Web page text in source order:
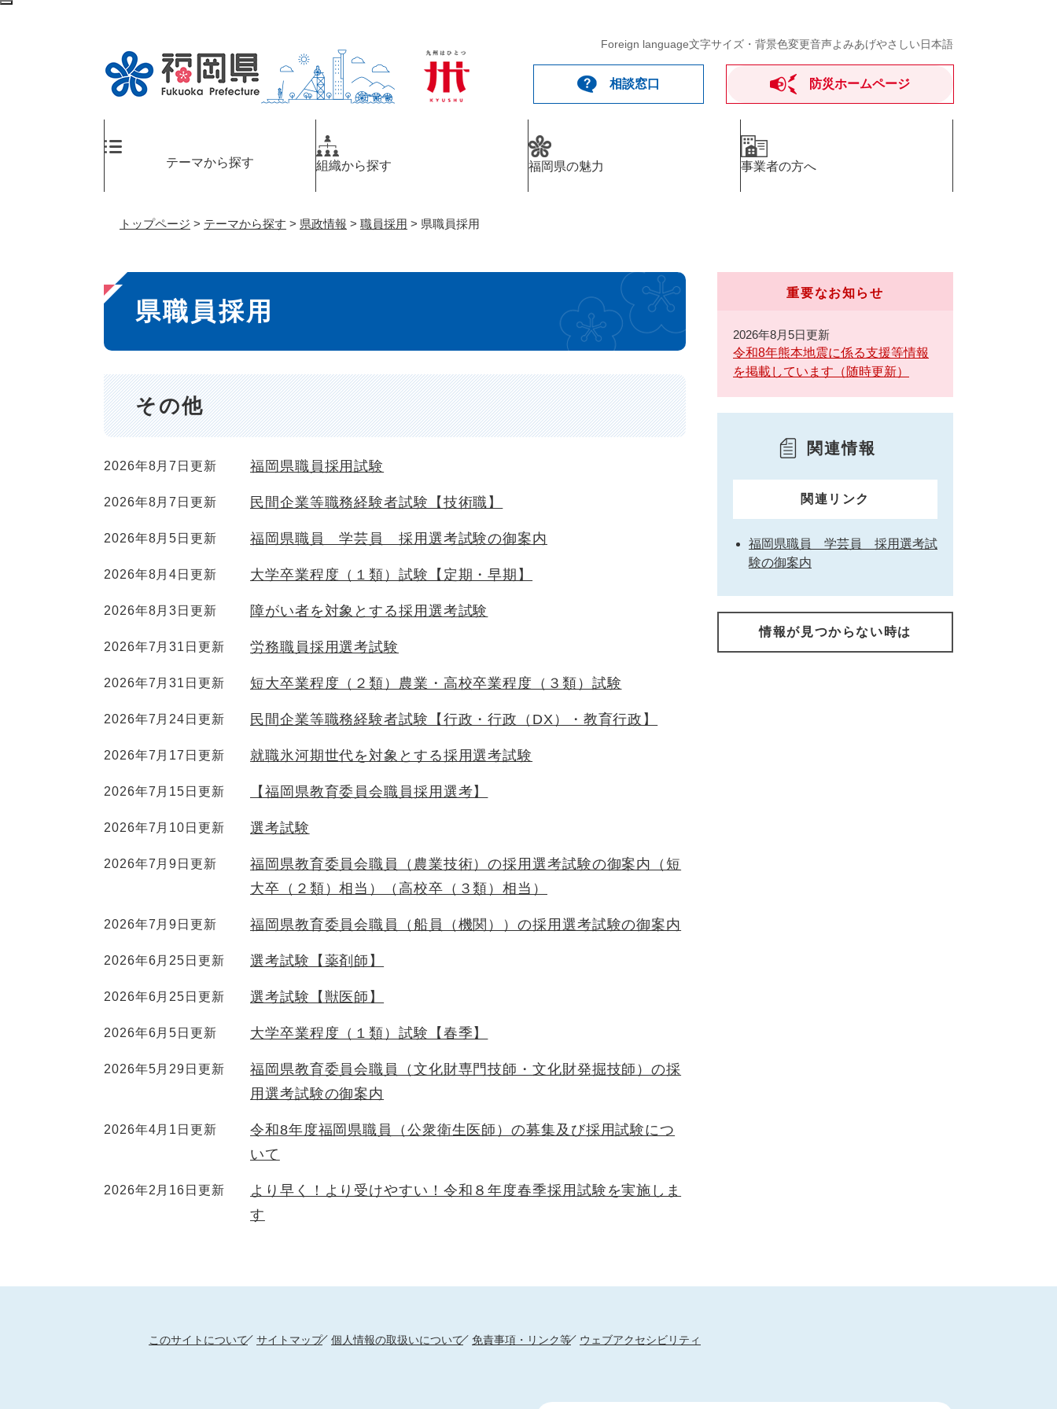
ペ
Foreign language文字サイズ・背景色変更音声よみあげやさしい日本語
相談窓口 防災ホームページ
テーマから探す 組織から探す 福岡県の魅力 事業者の方へ
トップページ > テーマから探す > 県政情報 > 職員採用 > 県職員採用
本
文
県職員採用
その他
2026年8月7日更新 福岡県職員採用試験
2026年8月7日更新 民間企業等職務経験者試験【技術職】
2026年8月5日更新 福岡県職員 学芸員 採用選考試験の御案内
2026年8月4日更新 大学卒業程度（１類）試験【定期・早期】
2026年8月3日更新 障がい者を対象とする採用選考試験
2026年7月31日更新 労務職員採用選考試験
2026年7月31日更新 短大卒業程度（２類）農業・高校卒業程度（３類）試験
2026年7月24日更新 民間企業等職務経験者試験【行政・行政（DX）・教育行政】
2026年7月17日更新 就職氷河期世代を対象とする採用選考試験
2026年7月15日更新 【福岡県教育委員会職員採用選考】
2026年7月10日更新 選考試験
2026年7月9日更新
福岡県教育委員会職員（農業技術）の採用選考試験の御案内（短
大卒（２類）相当）（高校卒（３類）相当）
2026年7月9日更新 福岡県教育委員会職員（船員（機関））の採用選考試験の御案内
2026年6月25日更新 選考試験【薬剤師】
2026年6月25日更新 選考試験【獣医師】
2026年6月5日更新 大学卒業程度（１類）試験【春季】
2026年5月29日更新
福岡県教育委員会職員（文化財専門技師・文化財発掘技師）の採
用選考試験の御案内
2026年4月1日更新
令和8年度福岡県職員（公衆衛生医師）の募集及び採用試験につ
いて
2026年2月16日更新
より早く！より受けやすい！令和８年度春季採用試験を実施しま
す
重要なお知らせ
2026年8月5日更新
令和8年熊本地震に係る支援等情報
を掲載しています（随時更新）
関連情報
関連リンク
福岡県職員 学芸員 採用選考試
験の御案内
情報が見つからない時は
このサイトについて サイトマップ 個人情報の取扱いについて 免責事項・リンク等 ウェブアクセシビリティ